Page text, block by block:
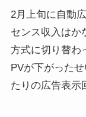
2月上旬に自動
センス収入はか
方式に切り替わ
PVが下がった
たりの広告表示